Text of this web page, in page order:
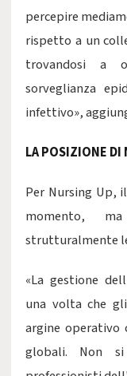
percepire
rispetto a un
trovandosi a
sorveglianza
infettivo»,
LA POSIZIONE DI
Per Nursing Up,
momento,
strutturalmente
«La gestione
una volta che
argine operativo
globali. Non